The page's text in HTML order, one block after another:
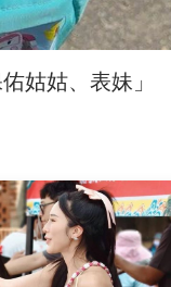
佑姑姑、表妹」